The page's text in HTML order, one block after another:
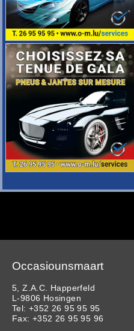
Occasiounsmaart
5, Z.A.C. Happerfeld
L-9806 Hosingen
Tel: +352 26 95 95 95
Fax: +352 26 95 95 96